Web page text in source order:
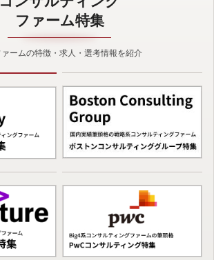
ファーム特集
ァームの特徴・求人・選考情報を紹介